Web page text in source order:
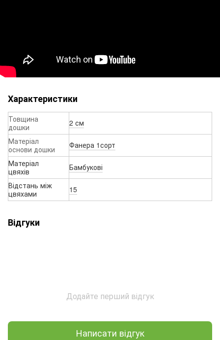
Характеристики
Товщина
дошки
2 см
Матеріал
основи дошки
Фанера 1сорт
Матеріал
цвяхів
Бамбукові
Відстань між
цвяхами
15
Відгуки
Додайте перший відгук
Написати відгук